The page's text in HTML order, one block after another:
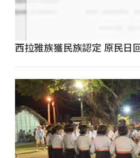
西拉雅族獲民族認定 原民日